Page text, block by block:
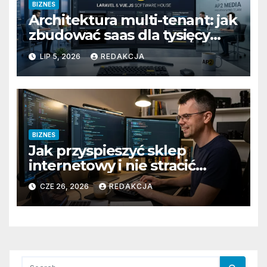
BIZNES
Architektura multi-tenant: jak
zbudować saas dla tysięcy
klientów
LIP 5, 2026 REDAKCJA
BIZNES
Jak przyspieszyć sklep
internetowy i nie stracić
klientów
CZE 26, 2026 REDAKCJA